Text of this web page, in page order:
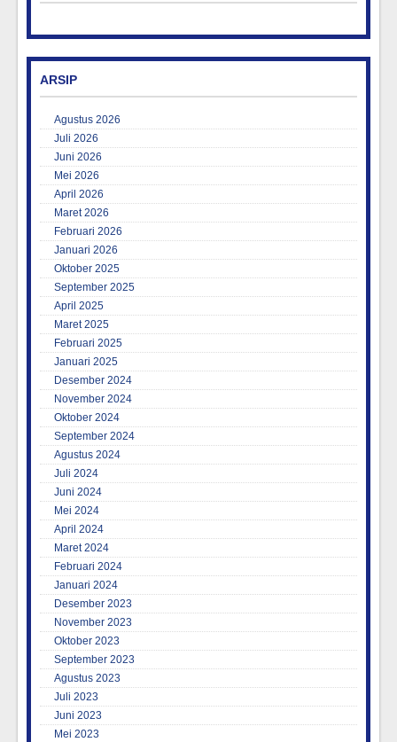
ARSIP
Agustus 2026
Juli 2026
Juni 2026
Mei 2026
April 2026
Maret 2026
Februari 2026
Januari 2026
Oktober 2025
September 2025
April 2025
Maret 2025
Februari 2025
Januari 2025
Desember 2024
November 2024
Oktober 2024
September 2024
Agustus 2024
Juli 2024
Juni 2024
Mei 2024
April 2024
Maret 2024
Februari 2024
Januari 2024
Desember 2023
November 2023
Oktober 2023
September 2023
Agustus 2023
Juli 2023
Juni 2023
Mei 2023